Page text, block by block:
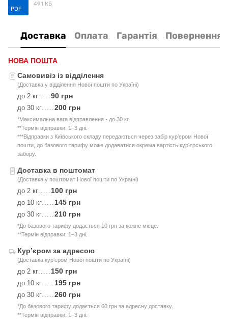
PDF
491 КБ
Доставка Оплата Гарантія Повернення
НОВА ПОШТА
Самовивіз із відділення
(Доставка у відділення Нової пошти по Україні)
до 2 кг.....90 грн
до 30 кг.....200 грн
*Максимальна вага відправлення - до 30 кг.
**Термін відправки: 1–3 дні.
***Відправки з Київського складу передаються через забір курʼєром Нової
пошти, до базового тарифу може додаватися окрема вартість курʼєрського
забору.
Доставка в поштомат
(Доставка у поштомат Нової пошти по Україні)
до 2 кг..... 100 грн
до 10 кг..... 145 грн
до 30 кг.....210 грн
*До базового тарифу додається 10 грн за кожне місце.
**Термін відправки: 1–3 дні.
Курʼєром за адресою
(Доставка курʼєром Нової пошти по Україні)
до 2 кг..... 150 грн
до 10 кг..... 195 грн
до 30 кг.....260 грн
*До базового тарифу додається 60 грн за адресну доставку.
**Термін відправки: 1–3 дні.